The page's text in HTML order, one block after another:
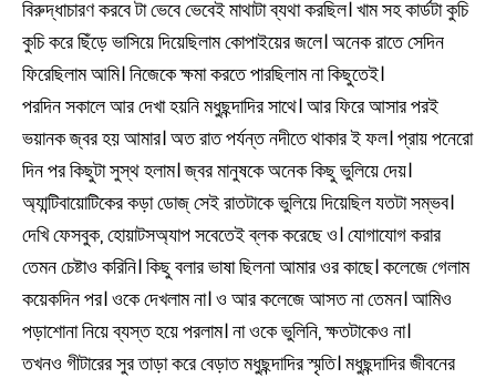
বিরুদ্ধাচারণ করবে টা ভেবে ভেবেই মাথাটা ব্যথা করছিল। খাম সহ কার্ডটা কুচি
কুচি করে ছিঁড়ে ভাসিয়ে দিয়েছিলাম কোপাইয়ের জলে। অনেক রাতে সেদিন
ফিরেছিলাম আমি। নিজেকে ক্ষমা করতে পারছিলাম না কিছুতেই।
পরদিন সকালে আর দেখা হয়নি মধুছন্দাদির সাথে। আর ফিরে আসার পরই
ভয়ানক জ্বর হয় আমার। অত রাত পর্যন্ত নদীতে থাকার ই ফল। প্রায় পনেরো
দিন পর কিছুটা সুস্থ হলাম। জ্বর মানুষকে অনেক কিছু ভুলিয়ে দেয়।
অ্যান্টিবায়োটিকের কড়া ডোজ্ সেই রাতটাকে ভুলিয়ে দিয়েছিল যতটা সম্ভব।
দেখি ফেসবুক, হোয়াটসঅ্যাপ সবেতেই ব্লক করেছে ও। যোগাযোগ করার
তেমন চেষ্টাও করিনি। কিছু বলার ভাষা ছিলনা আমার ওর কাছে। কলেজে গেলাম
কয়েকদিন পর। ওকে দেখলাম না। ও আর কলেজে আসত না তেমন। আমিও
পড়াশোনা নিয়ে ব্যস্ত হয়ে পরলাম। না ওকে ভুলিনি, ক্ষতটাকেও না।
তখনও গীটারের সুর তাড়া করে বেড়াত মধুছন্দাদির স্মৃতি। মধুছন্দাদির জীবনের